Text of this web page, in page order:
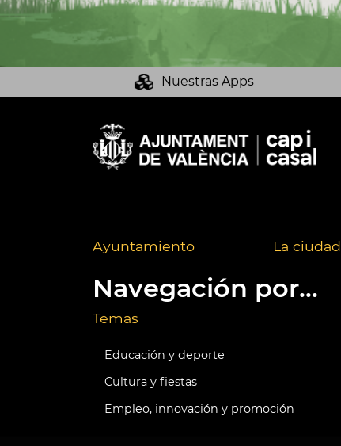
Nuestras Apps
Ayuntamiento La ciudad
Navegación por...
Temas
Educación y deporte
Cultura y fiestas
Empleo, innovación y promoción